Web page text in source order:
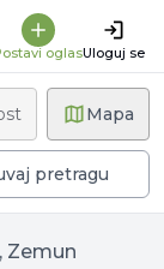
oglasUloguj se
Mapa
pretragu
Zemun